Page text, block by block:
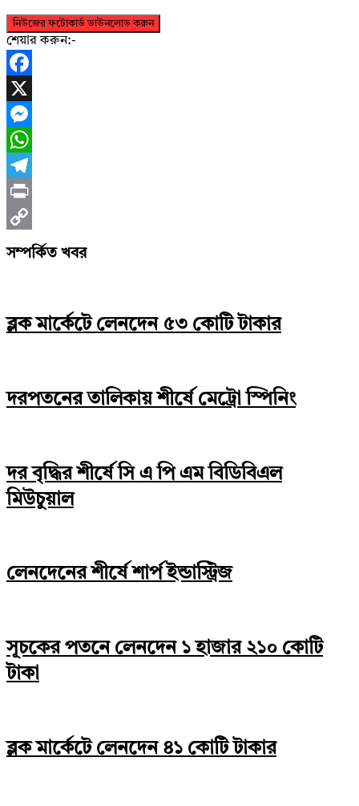
নিউজের ফটোকার্ড ডাউনলোড করুন
শেয়ার করুন:-
Facebook
X
Messenger
WhatsApp
Telegram
Print
Copy
সম্পর্কিত খবর
ব্লক মার্কেটে লেনদেন ৫৩ কোটি টাকার
দরপতনের তালিকায় শীর্ষে মেট্রো স্পিনিং
দর বৃদ্ধির শীর্ষে সি এ পি এম বিডিবিএল
মিউচুয়াল
লেনদেনের শীর্ষে শার্প ইন্ডাস্ট্রিজ
সূচকের পতনে লেনদেন ১ হাজার ২১০ কোটি
টাকা
ব্লক মার্কেটে লেনদেন ৪১ কোটি টাকার